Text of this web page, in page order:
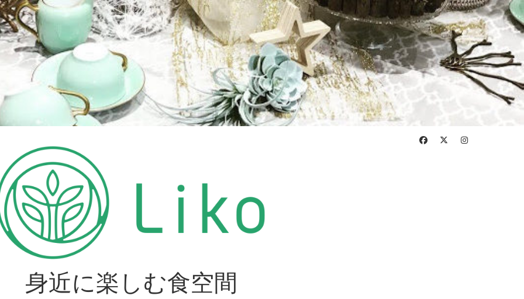
身近に楽しむ食空間